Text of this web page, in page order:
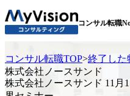
コンサル転職
コンサル転職TOP>終了した
株式会社ノースサンド
株式会社ノースサンド 11月